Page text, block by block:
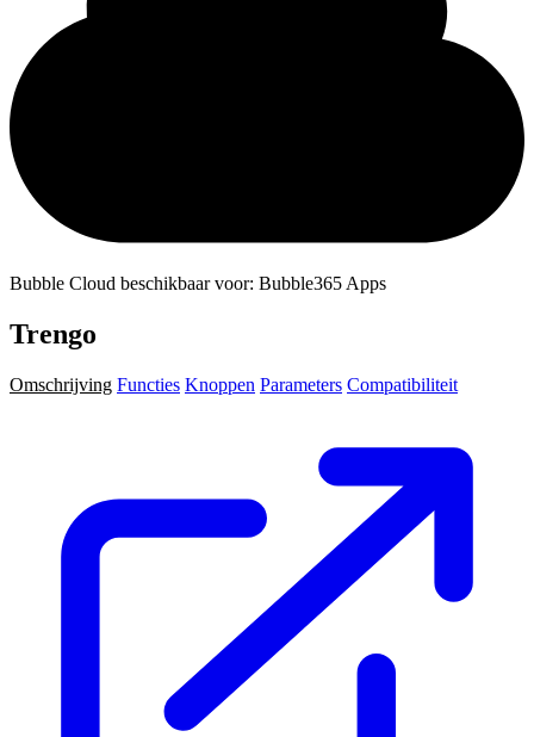
Bubble Cloud beschikbaar voor: Bubble365 Apps
Trengo
Omschrijving Functies Knoppen Parameters Compatibiliteit